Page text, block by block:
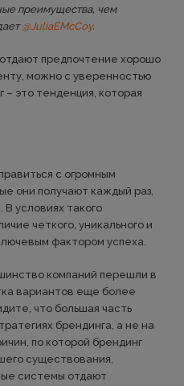
преимущества, чем
@JuliaEMcCoy.
предпочтение хорошо
можно с уверенностью
– это тенденция, которая
с огромным
они получают каждый раз,
условиях такого
четкого, уникального и
фактором успеха.
компаний перешли в
вариантов еще более
что большая часть
брендинга, а не на
по которой брендинг
существования,
системы отдают